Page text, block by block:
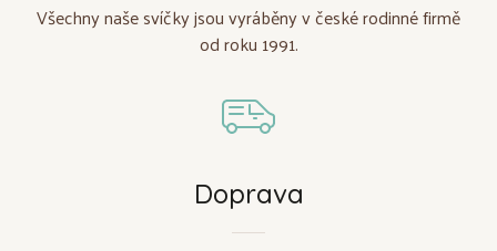
Všechny naše svíčky jsou vyráběny v české rodinné firmě
od roku 1991.
Doprava